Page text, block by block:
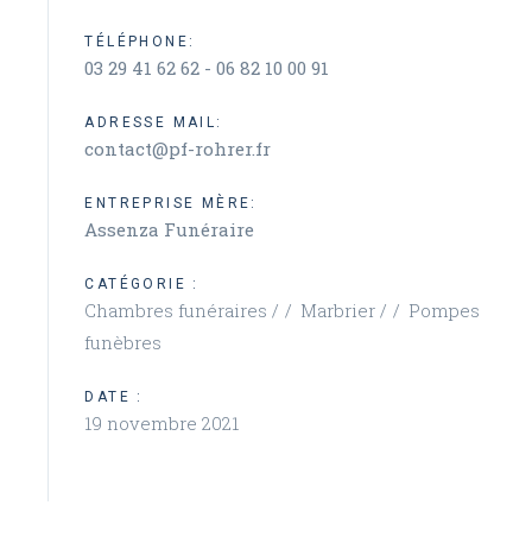
TÉLÉPHONE:
03 29 41 62 62 - 06 82 10 00 91
ADRESSE MAIL:
contact@pf-rohrer.fr
ENTREPRISE MÈRE:
Assenza Funéraire
CATÉGORIE :
Chambres funéraires / Marbrier /
Pompes
funèbres
DATE :
19 novembre 2021